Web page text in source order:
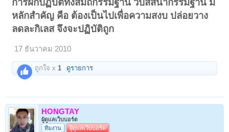
หลักสำคัญ คือ ต้องเป็นไปเพื่อความสงบ ปล่อยวาง
ลดละกิเลส จึงจะปฏิบัติถูก
17 ธันวาคม 2010
ถูกใจ x 1 ดูรายการ
HONGTAY
ผู้ดูแลเว็บบอร์ด
ทีมงาน
ผู้ดูแลเว็บบอร์ด